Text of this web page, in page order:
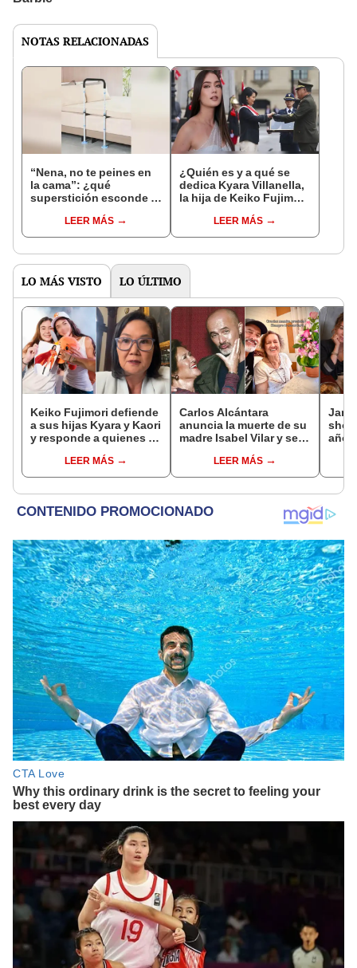
NOTAS RELACIONADAS
“Nena, no te peines en
la cama”: ¿qué
superstición esconde la
Enanitos Verdes?
LEER MÁS
¿Quién es y a qué se
dedica Kyara Villanella,
la hija de Keiko Fujimori
nivel nacional?
LEER MÁS
LO MÁS VISTO LO ÚLTIMO
Keiko Fujimori defiende
a sus hijas Kyara y Kaori
y responde a quienes la
“No pueden decirme”
LEER MÁS
Carlos Alcántara
anuncia la muerte de su
madre Isabel Vilar y se
conmovedor mensaje:
“Siempre te recordaré”
LEER MÁS
años